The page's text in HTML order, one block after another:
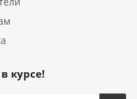
курсе!